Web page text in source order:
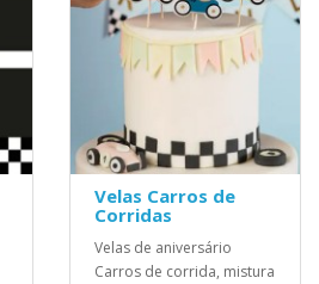
Velas Carros de
Corridas
Velas de aniversário
Carros de corrida, mistura